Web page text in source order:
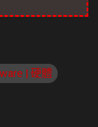
| 硬體